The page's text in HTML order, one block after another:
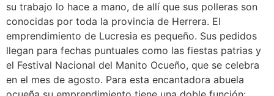
su trabajo lo hace a mano, de allí que sus polleras son
conocidas por toda la provincia de Herrera. El
emprendimiento de Lucresia es pequeño. Sus pedidos
llegan para fechas puntuales como las fiestas patrias y
el Festival Nacional del Manito Ocueño, que se celebra
en el mes de agosto. Para esta encantadora abuela